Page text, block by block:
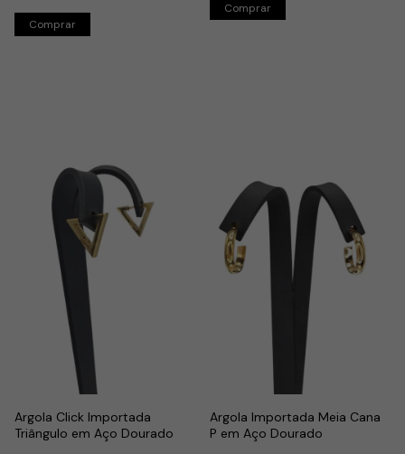
Argola Click Importada
Triângulo em Aço Dourado
Argola Importada Meia Cana
P em Aço Dourado